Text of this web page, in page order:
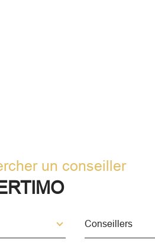
un conseiller
Conseillers